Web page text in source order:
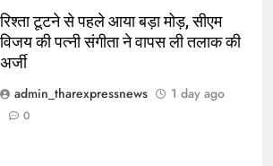
रिश्ता टूटने से पहले आया बड़ा मोड़, सीएम
विजय की पत्नी संगीता ने वापस ली तलाक की
अर्जी
admin_tharexpressnews
1 day ago
0